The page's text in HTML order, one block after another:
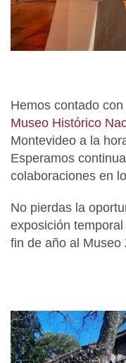
Hemos contado
Museo Histórico
Montevideo a la
Esperamos
colaboraciones en
No pierdas la
exposición
fin de año al Museo